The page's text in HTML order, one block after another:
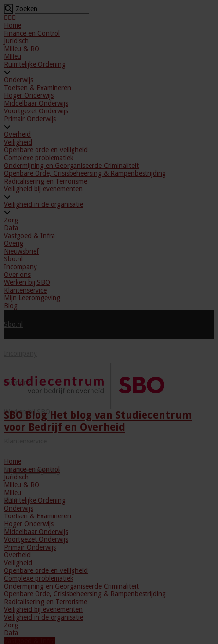
Home
Finance en Control
Juridisch
Milieu & RO
Milieu
Ruimtelijke Ordening
Onderwijs
Toetsen & Examineren
Hoger Onderwijs
Middelbaar Onderwijs
Voortgezet Onderwijs
Primair Onderwijs
Overheid
Veiligheid
Openbare orde en veiligheid
Complexe problematiek
Ondermijning en Georganiseerde Criminaliteit
Openbare Orde, Crisisbeheersing & Rampenbestrijding
Radicalisering en Terrorisme
Veiligheid bij evenementen
Veiligheid in de organisatie
Zorg
Data
Vastgoed & Infra
Overig
Nieuwsbrief
Sbo.nl
Incompany
Over ons
Werken bij SBO
Klantenservice
Mijn Leeromgeving
Blog
Sbo.nl
Over ons
Werken bij SBO
Mijn Leeromgeving
Blog
SBO Blog Het blog van Studiecentrum
voor Bedrijf en Overheid
Home
Finance en Control
Juridisch
Milieu & RO
Milieu
Ruimtelijke Ordening
Onderwijs
Toetsen & Examineren
Hoger Onderwijs
Middelbaar Onderwijs
Voortgezet Onderwijs
Primair Onderwijs
Overheid
Veiligheid
Openbare orde en veiligheid
Complexe problematiek
Ondermijning en Georganiseerde Criminaliteit
Openbare Orde, Crisisbeheersing & Rampenbestrijding
Radicalisering en Terrorisme
Veiligheid bij evenementen
Veiligheid in de organisatie
Zorg
Data